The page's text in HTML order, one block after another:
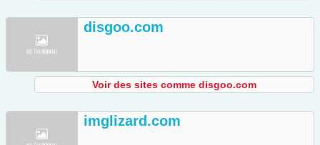
disgoo.com
Voir des sites comme disgoo.com
imglizard.com